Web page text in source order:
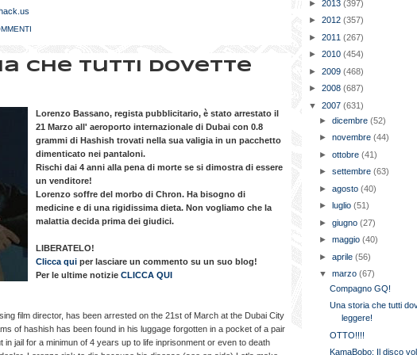
che tutti dovette
Lorenzo Bassano, regista pubblicitario, è stato arrestato il
21 Marzo all' aeroporto internazionale di Dubai con 0.8
grammi di Hashish trovati nella sua valigia in un pacchetto
dimenticato nei pantaloni.
Rischi dai 4 anni alla pena di morte se si dimostra di essere
un venditore!
Lorenzo soffre del morbo di Chron. Ha bisogno di
medicine e di una rigidissima dieta. Non vogliamo che la
malattia decida prima dei giudici.
LIBERATELO!
Clicca qui per lasciare un commento su un suo blog!
Per le ultime notizie CLICCA QUI
film director, has been arrested on the 21st of March at the Dubai City
of hashish has been found in his luggage forgotten in a pocket of a pair
jail for a minimun of 4 years up to life inprisonment or even to death
► 2013 (397)
► 2012 (357)
► 2011 (267)
► 2010 (454)
► 2009 (468)
► 2008 (687)
▼ 2007 (631)
►dicembre(52)
►novembre(44)
►ottobre(41)
►settembre(63)
►agosto(40)
►luglio(51)
►giugno(27)
►maggio(40)
►aprile(56)
▼marzo(67)
Compagno GQ!
Una storia che tutti
leggere!
OTTO!!!!
KamaBobo: Il disco